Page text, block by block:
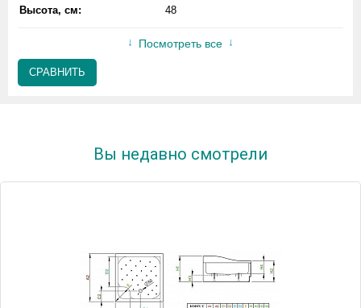
Высота, см:
48
Посмотреть все
СРАВНИТЬ
Вы недавно смотрели